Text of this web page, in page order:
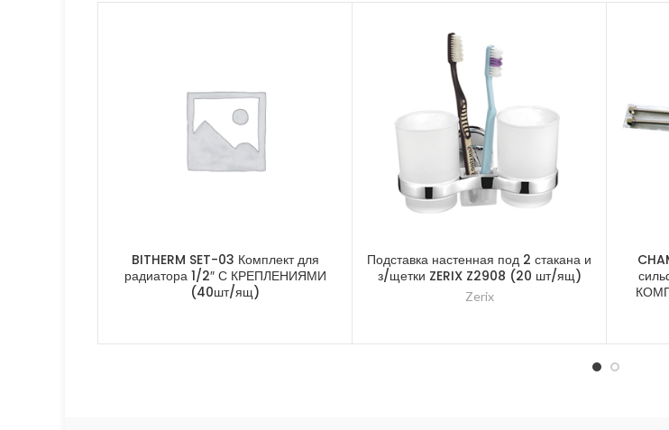
BITHERM SET-03 Комплект для
радиатора 1/2″ С КРЕПЛЕНИЯМИ
(40шт/ящ)
Подставка настенная под 2 стакана и
з/щетки ZERIX Z2908 (20 шт/ящ)
Zerix